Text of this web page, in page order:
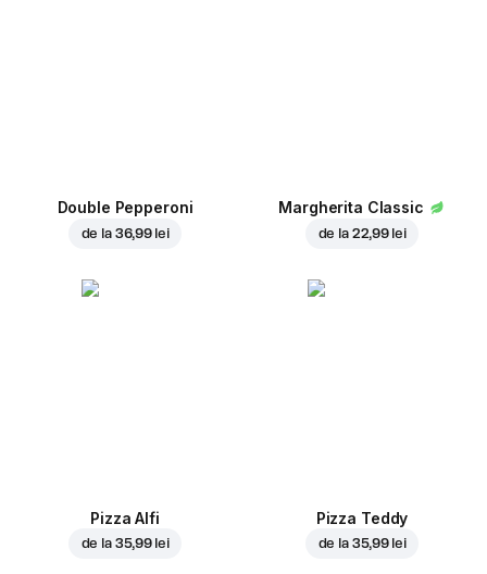
Double Pepperoni
de la 36,99 lei
Margherita Classic
de la 22,99 lei
Pizza Alfi
de la 35,99 lei
Pizza Teddy
de la 35,99 lei